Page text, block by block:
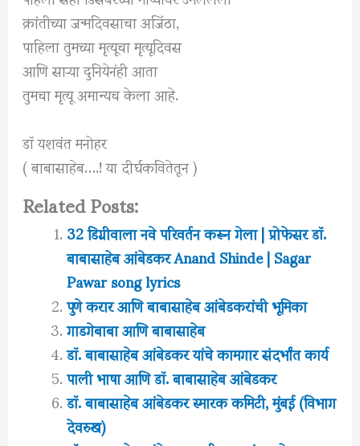
क्रांतीच्या जन्मदिवसाचा अजिंठा,
पाहिला तुमच्या मृत्यूचा मृत्यूदिवस
आणि साऱ्या दुनियेनंही आता
तुमचा मृत्यू अमान्यच केला आहे.
डॉ यशवंत मनोहर
( बाबासाहेब….! या दीर्घकवितेतून )
Related Posts:
32 डिग्रीवाला नवे परिवर्तन करून गेला | प्रोफेसर डॉ.
बाबासाहेब आंबेडकर Anand Shinde | Sagar
Pawar song lyrics
पुणे करार आणि बाबासाहेब आंबेडकरांची भूमिका
गाडगेबाबा आणि बाबासाहेब
डॉ. बाबासाहेब आंबेडकर यांचे कामगार संदर्भांत कार्य
पाली भाषा आणि डॉ. बाबासाहेब आंबेडकर
डॉ. बाबासाहेब आंबेडकर स्मारक कमिटी, मुंबई (विभाग
देवरुख)